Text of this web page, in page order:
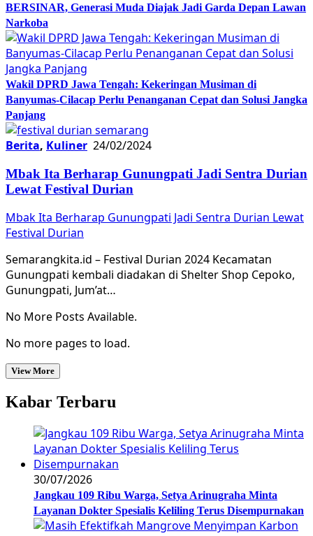
BERSINAR, Generasi Muda Diajak Jadi Garda Depan Lawan
Narkoba
Wakil DPRD Jawa Tengah: Kekeringan Musiman di
Banyumas-Cilacap Perlu Penanganan Cepat dan Solusi Jangka
Panjang
Berita, Kuliner 24/02/2024
Mbak Ita Berharap Gunungpati Jadi Sentra Durian
Lewat Festival Durian
Mbak Ita Berharap Gunungpati Jadi Sentra Durian Lewat
Festival Durian
Semarangkita.id – Festival Durian 2024 Kecamatan
Gunungpati kembali diadakan di Shelter Shop Cepoko,
Gunungpati, Jum’at…
No More Posts Available.
No more pages to load.
View More
Kabar Terbaru
30/07/2026
Jangkau 109 Ribu Warga, Setya Arinugraha Minta
Layanan Dokter Spesialis Keliling Terus Disempurnakan